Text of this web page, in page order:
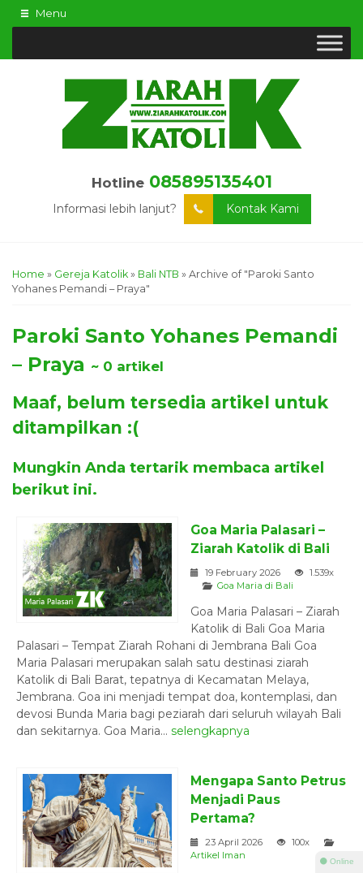
Menu
Hotline 085895135401
Informasi lebih lanjut? Kontak Kami
Home » Gereja Katolik » Bali NTB » Archive of "Paroki Santo
Yohanes Pemandi – Praya"
Paroki Santo Yohanes Pemandi
– Praya ~ 0 artikel
Maaf, belum tersedia artikel untuk
ditampilkan :(
Mungkin Anda tertarik membaca artikel
berikut ini.
Goa Maria Palasari –
Ziarah Katolik di Bali
19 February 2026
1.539x
Goa Maria di Bali
Goa Maria Palasari – Ziarah
Katolik di Bali Goa Maria
Palasari – Tempat Ziarah Rohani di Jembrana Bali Goa
Maria Palasari merupakan salah satu destinasi ziarah
Katolik di Bali Barat, tepatnya di Kecamatan Melaya,
Jembrana. Goa ini menjadi tempat doa, kontemplasi, dan
devosi Bunda Maria bagi peziarah dari seluruh wilayah Bali
dan sekitarnya. Goa Maria... selengkapnya
Mengapa Santo Petrus
Menjadi Paus
Pertama?
23 April 2026
100x
Artikel Iman
⚫ Online